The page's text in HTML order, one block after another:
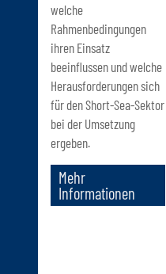
welche
Rahmenbedingungen
ihren Einsatz
beeinflussen und welche
Herausforderungen sich
für den Short-Sea-Sektor
bei der Umsetzung
ergeben.
Mehr
Informationen